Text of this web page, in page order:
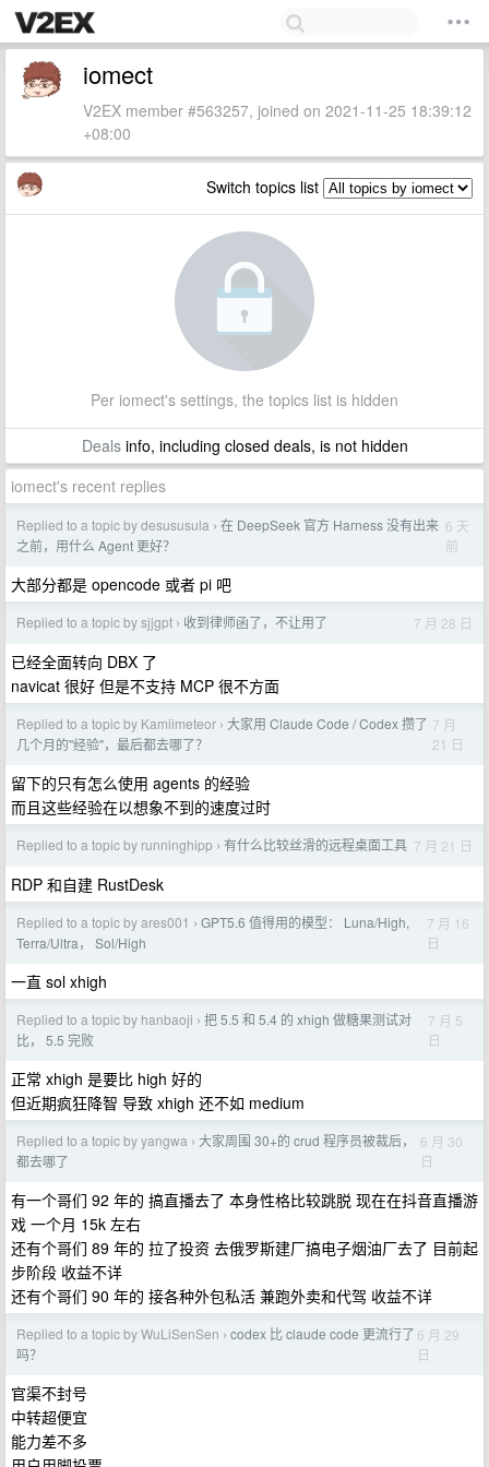
iomect
V2EX member #563257, joined on 2021-11-25 18:39:12
+08:00
Switch topics list
Per iomect's settings, the topics list is hidden
Dealsinfo, including closed deals, is not hidden
iomect's recent replies
Replied to a topic by desususula › 在 DeepSeek 官方 Harness 没有出来
之前，用什么 Agent 更好？
6 天
前
大部分都是 opencode 或者 pi 吧
Replied to a topic by sjjgpt › 收到律师函了，不让用了 7 月 28 日
已经全面转向 DBX 了
navicat 很好 但是不支持 MCP 很不方面
Replied to a topic by Kamiimeteor › 大家用 Claude Code / Codex 攒了
几个月的"经验"，最后都去哪了？
7 月
21 日
留下的只有怎么使用 agents 的经验
而且这些经验在以想象不到的速度过时
Replied to a topic by runninghipp › 有什么比较丝滑的远程桌面工具 7 月 21 日
RDP 和自建 RustDesk
Replied to a topic by ares001 › GPT5.6 值得用的模型： Luna/High,
Terra/Ultra， Sol/High
7 月 16
日
一直 sol xhigh
Replied to a topic by hanbaoji › 把 5.5 和 5.4 的 xhigh 做糖果测试对
比， 5.5 完败
7 月 5
日
正常 xhigh 是要比 high 好的
但近期疯狂降智 导致 xhigh 还不如 medium
Replied to a topic by yangwa › 大家周围 30+的 crud 程序员被裁后，
都去哪了
6 月 30
日
有一个哥们 92 年的 搞直播去了 本身性格比较跳脱 现在在抖音直播游
戏 一个月 15k 左右
还有个哥们 89 年的 拉了投资 去俄罗斯建厂搞电子烟油厂去了 目前起
步阶段 收益不详
还有个哥们 90 年的 接各种外包私活 兼跑外卖和代驾 收益不详
Replied to a topic by WuLiSenSen › codex 比 claude code 更流行了
吗？
6 月 29
日
官渠不封号
中转超便宜
能力差不多